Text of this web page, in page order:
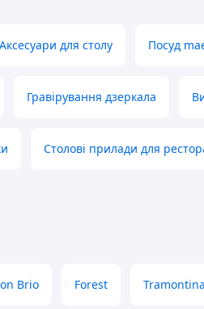
Аксесуари для столу Посуд
Гравірування дзеркала
Столові прилади для
Brio Forest Tramontina